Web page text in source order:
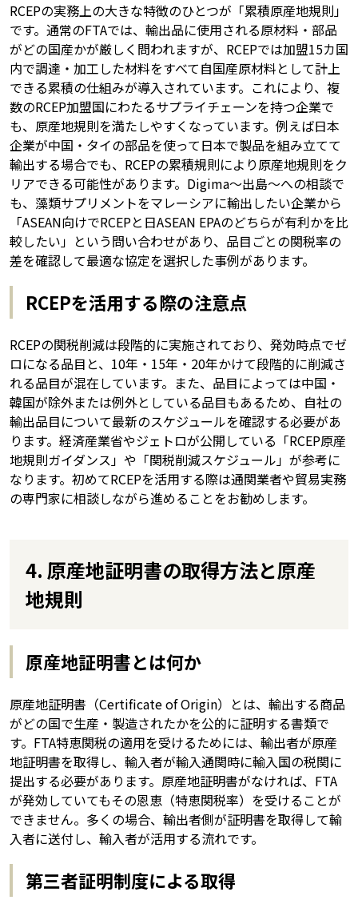
RCEPの実務上の大きな特徴のひとつが「累積原産地規則」
です。通常のFTAでは、輸出品に使用される原材料・部品
がどの国産かが厳しく問われますが、RCEPでは加盟15カ国
内で調達・加工した材料をすべて自国産原材料として計上
できる累積の仕組みが導入されています。これにより、複
数のRCEP加盟国にわたるサプライチェーンを持つ企業で
も、原産地規則を満たしやすくなっています。例えば日本
企業が中国・タイの部品を使って日本で製品を組み立てて
輸出する場合でも、RCEPの累積規則により原産地規則をク
リアできる可能性があります。Digima～出島～への相談で
も、藻類サプリメントをマレーシアに輸出したい企業から
「ASEAN向けでRCEPと日ASEAN EPAのどちらが有利かを比
較したい」という問い合わせがあり、品目ごとの関税率の
差を確認して最適な協定を選択した事例があります。
RCEPを活用する際の注意点
RCEPの関税削減は段階的に実施されており、発効時点でゼ
ロになる品目と、10年・15年・20年かけて段階的に削減さ
れる品目が混在しています。また、品目によっては中国・
韓国が除外または例外としている品目もあるため、自社の
輸出品目について最新のスケジュールを確認する必要があ
ります。経済産業省やジェトロが公開している「RCEP原産
地規則ガイダンス」や「関税削減スケジュール」が参考に
なります。初めてRCEPを活用する際は通関業者や貿易実務
の専門家に相談しながら進めることをお勧めします。
4. 原産地証明書の取得方法と原産
地規則
原産地証明書とは何か
原産地証明書（Certificate of Origin）とは、輸出する商品
がどの国で生産・製造されたかを公的に証明する書類で
す。FTA特恵関税の適用を受けるためには、輸出者が原産
地証明書を取得し、輸入者が輸入通関時に輸入国の税関に
提出する必要があります。原産地証明書がなければ、FTA
が発効していてもその恩恵（特恵関税率）を受けることが
できません。多くの場合、輸出者側が証明書を取得して輸
入者に送付し、輸入者が活用する流れです。
第三者証明制度による取得